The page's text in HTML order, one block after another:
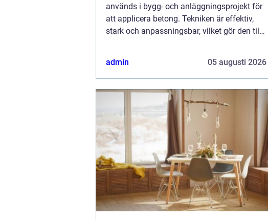
används i bygg- och anläggningsprojekt för
att applicera betong. Tekniken är effektiv,
stark och anpassningsbar, vilket gör den till
admin
05 augusti 2026